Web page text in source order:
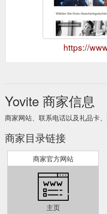
https://
Yovite 商家信息
商家网站、联系电话以及礼品卡
商家目录链接
商家官方网站
主页